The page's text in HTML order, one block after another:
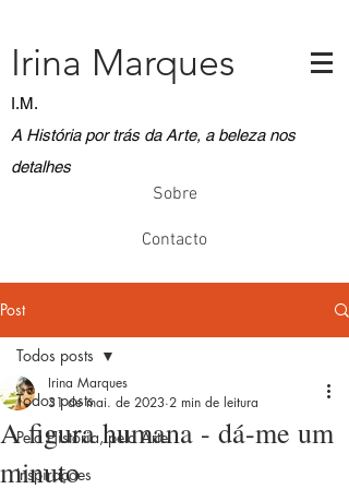
A História por trás da Arte, a beleza nos
detalhes
Irina Marques
I.M.
Sobre
Contacto
Post
Todos posts
Pela História, pela Arte
Inspirações
Todos posts
A figura humana - dá-me um
minuto
Irina Marques
31 de mai. de 2023 2 min de leitura